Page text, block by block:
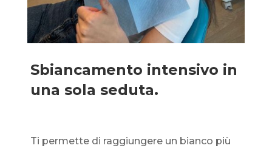
Sbiancamento intensivo in
una sola seduta.
Ti permette di raggiungere un bianco più